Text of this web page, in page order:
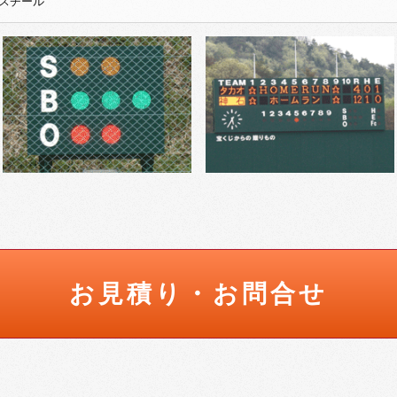
お見積り・お問合せ